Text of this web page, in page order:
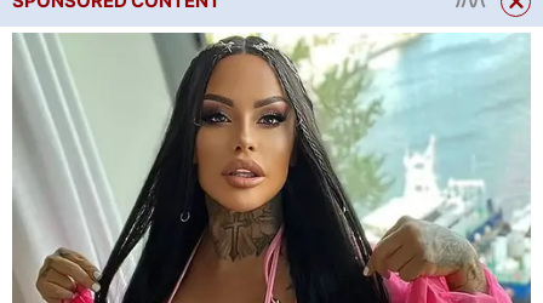
tom, že by měly být pokryty
všechny druhy bez výjimky.
Odpůrci se shodují v jednom:
hortenzii velkolistou je třeba
chránit před chladem.
Faktem je, že keře tohoto
druhu kvetou na výhoncích